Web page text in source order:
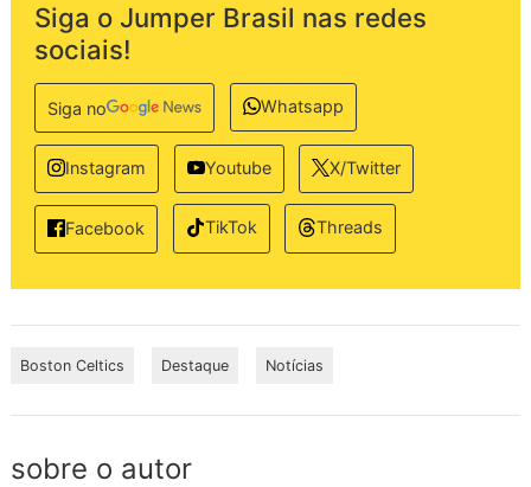
Siga o Jumper Brasil nas redes
sociais!
Siga no Whatsapp
Instagram Youtube X/Twitter
Facebook TikTok Threads
Boston Celtics Destaque Notícias
sobre o autor